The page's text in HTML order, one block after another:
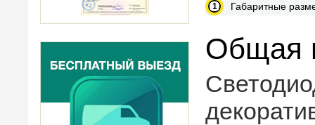
Габаритные
Общая